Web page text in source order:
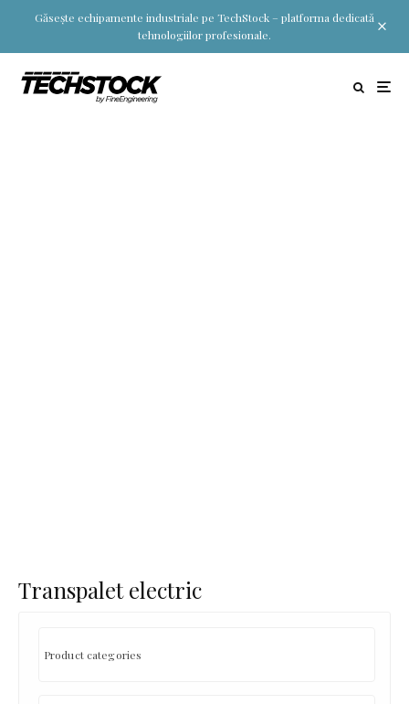
Găsește echipamente industriale pe TechStock – platforma dedicată
tehnologiilor profesionale.
Transpalet electric